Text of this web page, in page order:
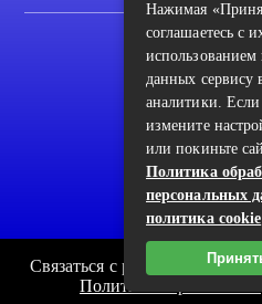
2022 ©
Карта
Связаться с редакцией
Политика обработки
Нажимая
соглашаетесь с
использованием
данных сервису
аналитики.
измените
или покиньте
Политика
персональных
политика cookie